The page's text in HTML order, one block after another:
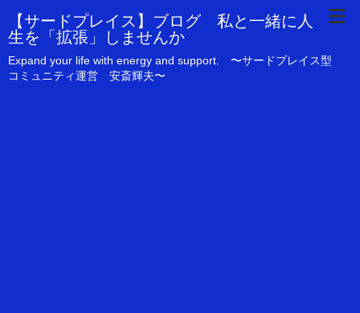
【サードプレイス】ブログ 私と一緒に人
生を「拡張」しませんか
Expand your life with energy and support. 〜サードプレイス型
コミュニティ運営 安斎輝夫〜